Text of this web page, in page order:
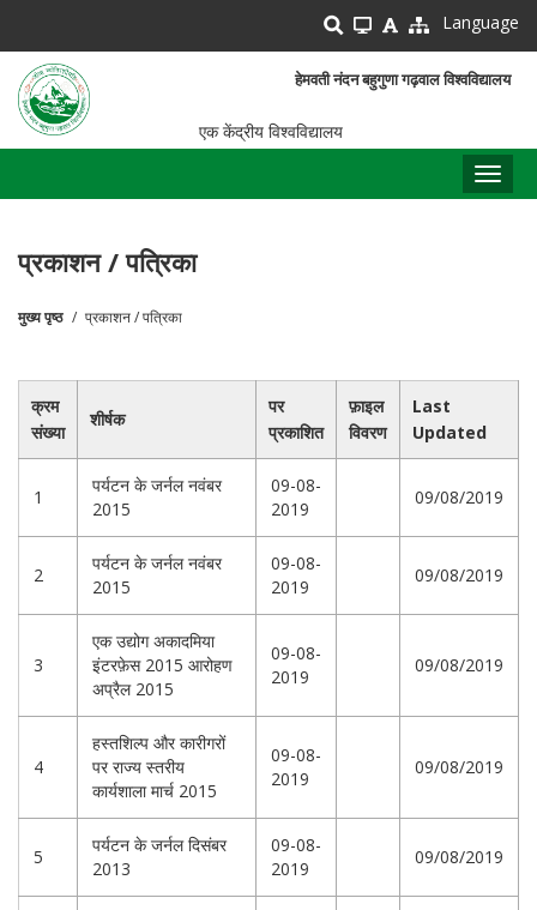
main
content
Language
हेमवती नंदन बहुगुणा गढ़वाल विश्वविद्यालय
एक केंद्रीय विश्वविद्यालय
प्रकाशन / पत्रिका
मुख्य पृष्ठ प्रकाशन / पत्रिका
क्रम
संख्या
शीर्षक
पर
प्रकाशित
फ़ाइल
विवरण
Last
Updated
1
पर्यटन के जर्नल नवंबर
2015
09-08-
2019
09/08/2019
2
पर्यटन के जर्नल नवंबर
2015
09-08-
2019
09/08/2019
3
एक उद्योग अकादमिया
इंटरफ़ेस 2015 आरोहण
अप्रैल 2015
09-08-
2019
09/08/2019
4
हस्तशिल्प और कारीगरों
पर राज्य स्तरीय
कार्यशाला मार्च 2015
09-08-
2019
09/08/2019
5
पर्यटन के जर्नल दिसंबर
2013
09-08-
2019
09/08/2019